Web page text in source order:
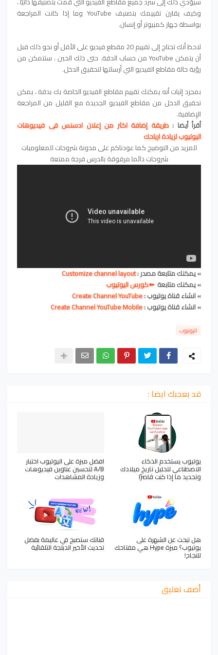
وكيف يقارن تقييمك بتصنيف YouTube وما إذا كانت المراجعة
بواسطة جهاز كمبيوتر أو إنسان.
لاحظ أنك تحتاج إلى تقييم 20 مقطع فيديو على الأقل أو نحو ذلك قبل
أن يتمكن YouTube من حساب الدقة. حتى ذلك الحين ، ستتمكن من
رؤية حالة مقاطع الفيديو التي أرسلتها لتحقيق الدخل.
بمجرد إثبات أنه يمكنك تقييم مقاطع الفيديو الخاصة بك بدقة ، يمكن
تحقيق الدخل من مقاطع الفيديو الجديدة مع القليل من المراجعة
الإضافية.
أقرأ أيضا :طريقة إضافة اكثر من إعلان ادسنس فى فيديوهات
اليوتيوبلزيادة ارباحك
للمزيد من التوضيح كما عودناكم على مدونة شروحات للمعلوميات
شروحات دائما مرفوقة بالدرس فرجة ممتعة
» يمكنك متابعة مصدر :Customize channel layout
» يمكنك متابعة ⬅️كورس اليوتيوب
» انشاء قناة يوتيوب :Create Channel YouTube
» انشاء قناة يوتيوب :Create Channel YouTube Mobile
اليوتيوب
قد يعجبك ايضا :
يوتيوب يستخدم الذكاء
الاصطناعي لتحليل تاريخ ميلادك
وتحديد ما إذا كنت قاصرًا
افضل ميزة على اليوتيوب اختبار
A/B لتحسين عناوين فيديوهات
وزيادة المشاهدات
هل تبحث عن الشهرة على
يوتيوب؟ ميزة Hype هي مفتاحك
للنجاح!
قناتك ستصبح في عاليمة بفضل
تحديث الأخير الدبلجة التلقائية
أضف تعليق